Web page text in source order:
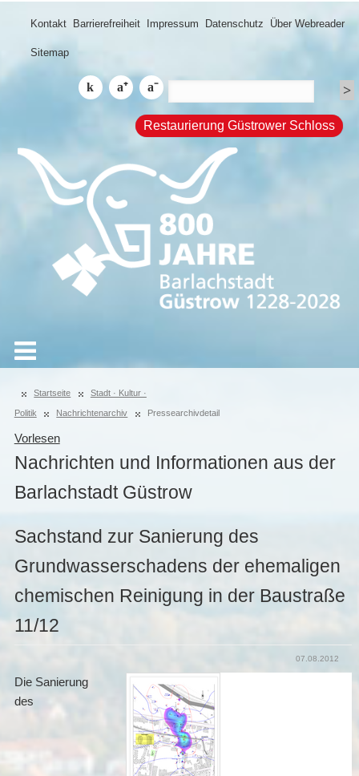
Kontakt Barrierefreiheit Impressum Datenschutz Über Webreader
Sitemap
Restaurierung Güstrower Schloss
Startseite Stadt · Kultur ·
Politik Nachrichtenarchiv Pressearchivdetail
Vorlesen
Nachrichten und Informationen aus der
Barlachstadt Güstrow
Sachstand zur Sanierung des
Grundwasserschadens der ehemaligen
chemischen Reinigung in der Baustraße
11/12
07.08.2012
Die Sanierung
des